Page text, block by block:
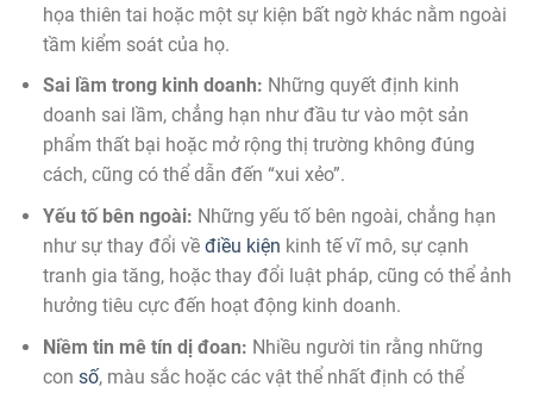
họa thiên tai hoặc một sự kiện bất ngờ khác nằm ngoài
tầm kiểm soát của họ.
Sai lầm trong kinh doanh: Những quyết định kinh
doanh sai lầm, chẳng hạn như đầu tư vào một sản
phẩm thất bại hoặc mở rộng thị trường không đúng
cách, cũng có thể dẫn đến “xui xẻo”.
Yếu tố bên ngoài: Những yếu tố bên ngoài, chẳng hạn
như sự thay đổi về điều kiện kinh tế vĩ mô, sự cạnh
tranh gia tăng, hoặc thay đổi luật pháp, cũng có thể ảnh
hưởng tiêu cực đến hoạt động kinh doanh.
Niềm tin mê tín dị đoan: Nhiều người tin rằng những
con số, màu sắc hoặc các vật thể nhất định có thể